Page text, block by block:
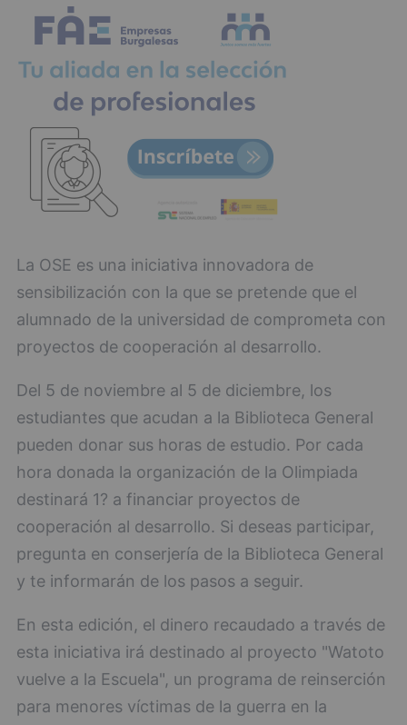
La OSE es una iniciativa innovadora de
sensibilización con la que se pretende que el
alumnado de la universidad de comprometa con
proyectos de cooperación al desarrollo.
Del 5 de noviembre al 5 de diciembre, los
estudiantes que acudan a la Biblioteca General
pueden donar sus horas de estudio. Por cada
hora donada la organización de la Olimpiada
destinará 1? a financiar proyectos de
cooperación al desarrollo. Si deseas participar,
pregunta en conserjería de la Biblioteca General
y te informarán de los pasos a seguir.
En esta edición, el dinero recaudado a través de
esta iniciativa irá destinado al proyecto "Watoto
vuelve a la Escuela", un programa de reinserción
para menores víctimas de la guerra en la